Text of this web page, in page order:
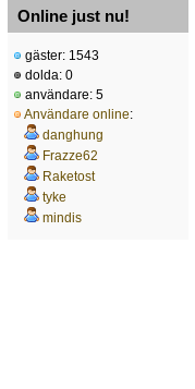
Online just nu!
gäster: 1543
dolda: 0
användare: 5
Användare online:
danghung
Frazze62
Raketost
tyke
mindis